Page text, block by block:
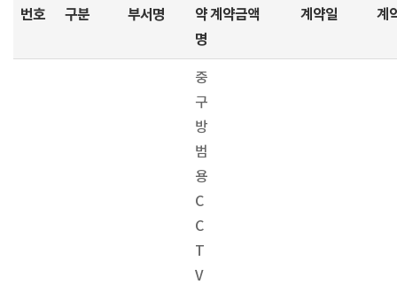
번호 구분 부서명
약
명
계약금액 계약일 계
중
구
방
범
용
C
C
T
V